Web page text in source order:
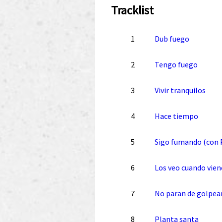
Tracklist
1 Dub fuego
2 Tengo fuego
3 Vivir tranquilos
4 Hace tiempo
5 Sigo fumando (con
6 Los veo cuando
7 No paran de
8 Planta santa